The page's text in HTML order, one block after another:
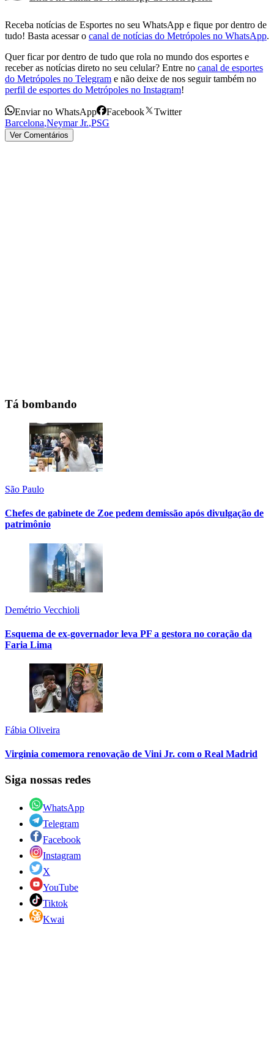
Receba notícias de Esportes no seu WhatsApp e fique por dentro de
tudo! Basta acessar o canal de notícias do Metrópoles no WhatsApp.
Quer ficar por dentro de tudo que rola no mundo dos esportes e
receber as notícias direto no seu celular? Entre no canal de esportes
do Metrópoles no Telegram e não deixe de nos seguir também no
perfil de esportes do Metrópoles no Instagram!
Enviar no WhatsApp Facebook
Twitter
Barcelona,Neymar Jr.,PSG
Ver Comentários
Tá bombando
São Paulo
Chefes de gabinete de Zoe pedem demissão após divulgação de
patrimônio
Demétrio Vecchioli
Esquema de ex-governador leva PF a gestora no coração da
Faria Lima
Fábia Oliveira
Virginia comemora renovação de Vini Jr. com o Real Madrid
Siga nossas redes
WhatsApp
Telegram
Facebook
Instagram
X
YouTube
Tiktok
Kwai